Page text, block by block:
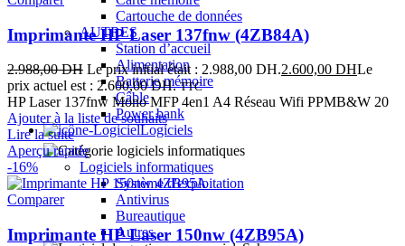
Cartouche de données
AUTRES
Station d’accueil
Alimentation
Batterie mémoire
Câble
Power bank
Logiciels
Logiciels informatiques
Système d'exploitation
Antivirus
Bureautique
Autres
Imprimante HP Laser 137fnw (4ZB84A)
2.988,00DH Le prix initial était : 2.988,00 DH.2.600,00 DHLe
prix actuel est : 2.600,00 DH. TTC
HP Laser 137fnw Mono MFP 4en1 A4 Réseau Wifi PPMB&W 20
Ajouter à la liste de souhaits
Lire la suite
Aperçu rapide
-16%
Comparer
Imprimante HP Laser 150nw (4ZB95A)